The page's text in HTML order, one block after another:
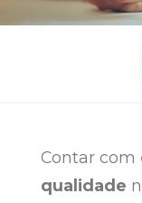
Contar com
qualidade